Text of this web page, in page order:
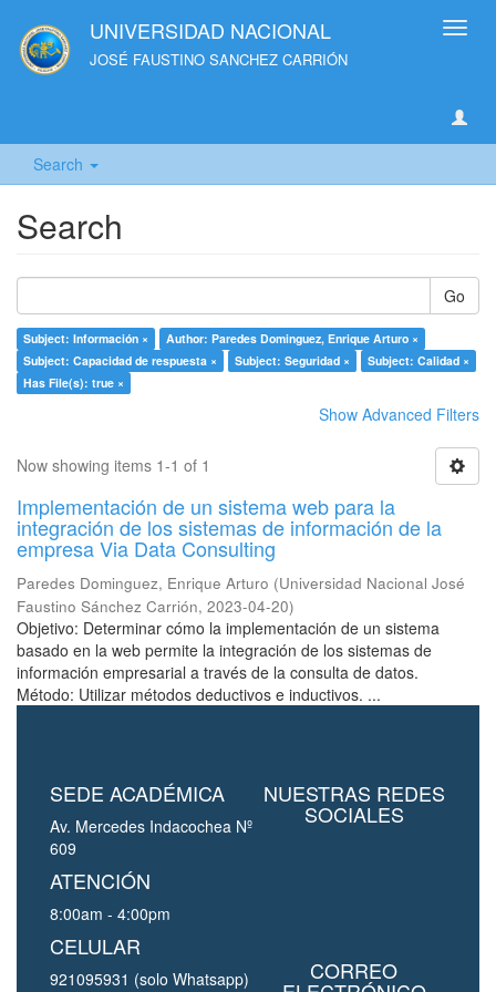
UNIVERSIDAD NACIONAL
JOSÉ FAUSTINO SANCHEZ CARRIÓN
Search
Search
Go
Subject: Información ×
Author: Paredes Dominguez, Enrique Arturo ×
Subject: Capacidad de respuesta ×
Subject: Seguridad ×
Subject: Calidad ×
Has File(s): true ×
Show Advanced Filters
Now showing items 1-1 of 1
Implementación de un sistema web para la
integración de los sistemas de información de la
empresa Via Data Consulting
Paredes Dominguez, Enrique Arturo (Universidad Nacional José
Faustino Sánchez Carrión, 2023-04-20)
Objetivo: Determinar cómo la implementación de un sistema
basado en la web permite la integración de los sistemas de
información empresarial a través de la consulta de datos.
Método: Utilizar métodos deductivos e inductivos. ...
SEDE ACADÉMICA
Av. Mercedes Indacochea Nº
609
ATENCIÓN
8:00am - 4:00pm
CELULAR
921095931 (solo Whatsapp)
NUESTRAS REDES
SOCIALES
CORREO